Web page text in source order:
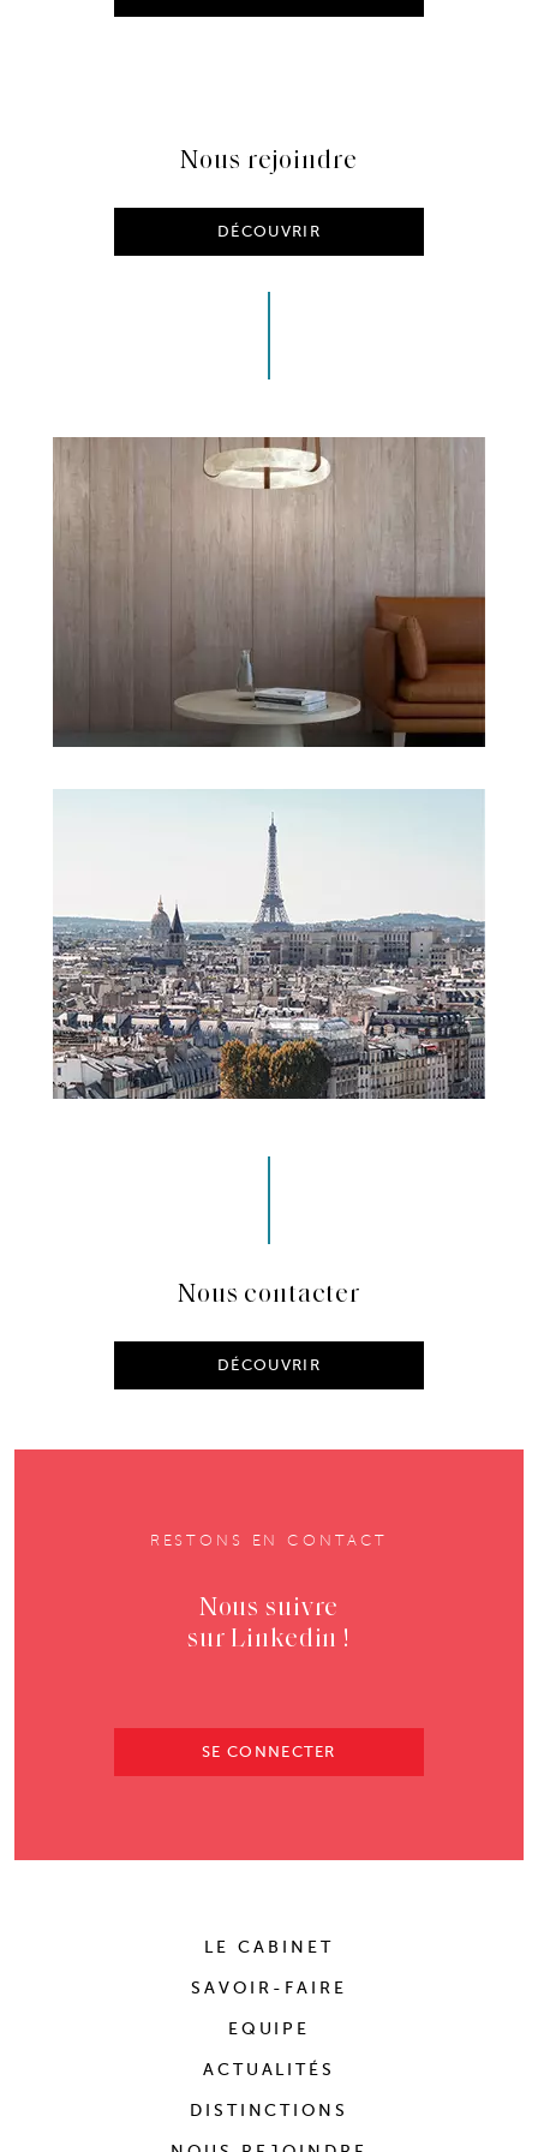
Nous contacter
DÉCOUVRIR
Nous rejoindre
DÉCOUVRIR
RESTONS EN CONTACT
Nous suivre
sur Linkedin !
SE CONNECTER
LE CABINET
SAVOIR-FAIRE
EQUIPE
ACTUALITÉS
DISTINCTIONS